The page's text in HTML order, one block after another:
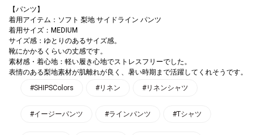
【パンツ】
着用アイテム：ソフト 梨地 サイドライン パンツ
着用サイズ：MEDIUM
サイズ感：ゆとりのあるサイズ感。
靴にかかるくらいの丈感です。
素材感・着心地：軽い履き心地でストレスフリーでした。
表情のある梨地素材が肌離れが良く、暑い時期まで活躍してくれそうです。
#SHIPSColors
#リネン #リネンシャツ
#イージーパンツ #ラインパンツ #Tシャツ